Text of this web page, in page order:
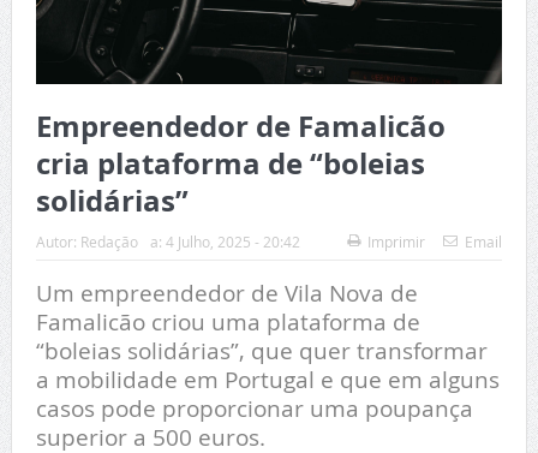
Empreendedor de Famalicão
cria plataforma de “boleias
solidárias”
Autor: Redação a: 4 Julho, 2025 - 20:42 Imprimir Email
Um empreendedor de Vila Nova de
Famalicão criou uma plataforma de
“boleias solidárias”, que quer transformar
a mobilidade em Portugal e que em alguns
casos pode proporcionar uma poupança
superior a 500 euros.